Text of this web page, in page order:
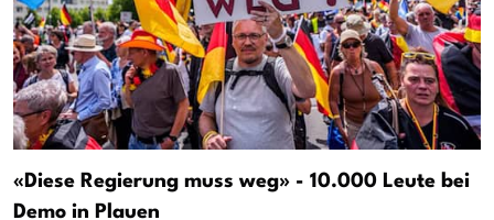
«Diese Regierung muss weg» - 10.000 Leute bei
Demo in Plauen